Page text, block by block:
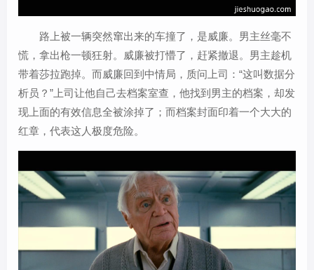
路上被一辆突然窜出来的车撞了，是威廉。男主丝毫不
慌，拿出枪一顿狂射。威廉被打懵了，赶紧撤退。男主趁机
带着莎拉跑掉。而威廉回到中情局，质问上司：“这叫数据分
析员？”上司让他自己去档案室查，他找到男主的档案，却发
现上面的有效信息全被涂掉了；而档案封面印着一个大大的
红章，代表这人极度危险。